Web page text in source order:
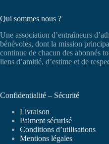
Qui sommes nous ?
Une association d’entraîneurs
bénévoles, dont la mission
continue de chacun des abonnés
liens d’amitié, d’estime et de
Confidentialité – Sécurité
Livraison
Paiment sécurisé
Conditions d’utilisations
Mentions légales